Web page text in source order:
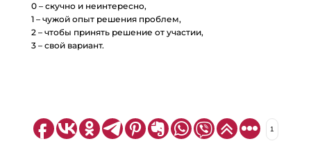
0 – скучно и неинтересно,
1 – чужой опыт решения проблем,
2 – чтобы принять решение от участии,
3 – свой вариант.
1